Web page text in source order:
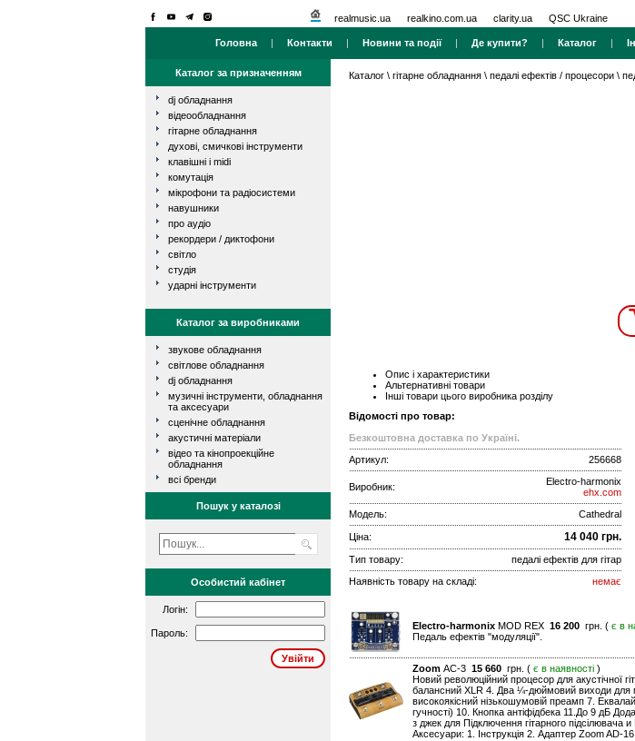
realmusic.ua realkino.com.ua clarity.ua QSC Ukraine
Головна | Контакти | Новини та події| Де купити? | Каталог |
Каталог за призначенням
dj обладнання
відеообладнання
гітарне обладнання
духові, смичкові інструменти
клавішні і midi
комутація
мікрофони та радіосистеми
навушники
про аудіо
рекордери / диктофони
світло
студія
ударні інструменти
Каталог за виробниками
звукове обладнання
світлове обладнання
dj обладнання
музичні інструменти, обладнання
та аксесуари
сценічне обладнання
акустичні матеріали
відео та кінопроекційне
обладнання
всі бренди
Пошук у каталозі
Особистий кабінет
Логін:
Пароль:
Каталог \ гітарне обладнання \ педалі ефектів / процесори \
Опис і характеристики
Альтернативні товари
Інші товари цього виробника розділу
Відомості про товар:
Безкоштовна доставка по Україні.
Артикул:
256668
Виробник:
Electro-harmonix
ehx.com
Модель:
Cathedral
Ціна: 14 040 грн.
Тип товару:
педалі ефектів для гітар
Наявність товару на складі:
немає
Electro-harmonix MOD REX 16 200 грн. ( є в
Педаль ефектів "модуляції".
Zoom AC-3 15 660 грн. ( є в наявності )
Новий революційний процесор для акустічної
балансний XLR 4. Два ¼-дюймовий виходи для
високоякісний нізькошумовій преамп 7.
гучності) 10. Кнопка антіфідбека 11.До 9 дБ
з джек для Підключення гітарного
Аксесуари: 1. Інструкція 2. Адаптер Zoom AD-